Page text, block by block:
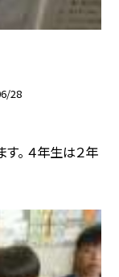
28
。 ４年生は２年